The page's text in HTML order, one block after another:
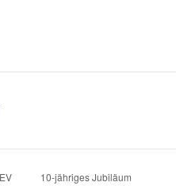
10-jähriges Jubiläum